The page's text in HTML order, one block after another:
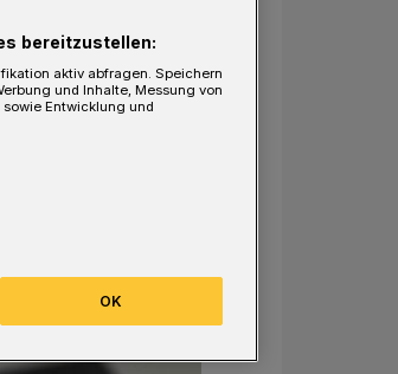
bereitzustellen:
aktiv abfragen. Speichern
und Inhalte, Messung von
Entwicklung und
OK